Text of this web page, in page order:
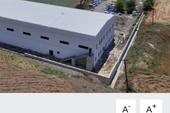
A- A+